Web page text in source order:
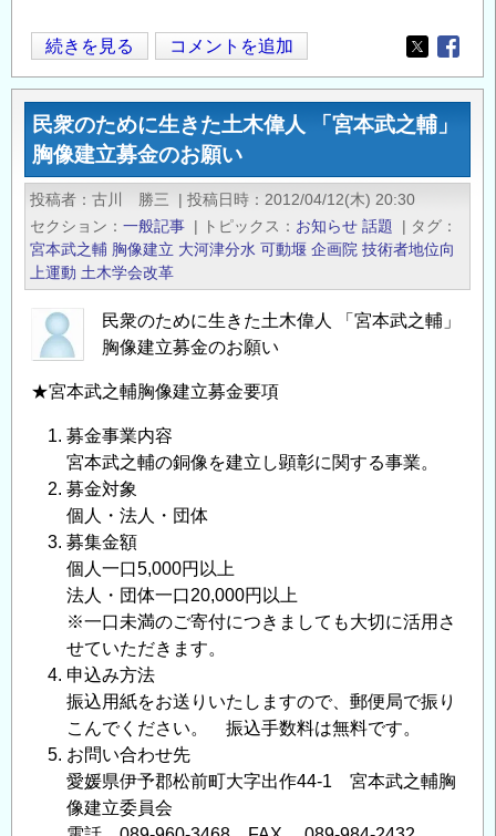
東
京
大
学
地
震
研
究
所
平
成
４
年
度
同
用
募
い
続きを見る コメントを追加
Opens in
民衆のために生きた土木偉人 「宮本武之輔」
胸像建立募金のお願い
投稿者 古川 勝三 | 投稿日時
2012/04/12(木) 20:30
セクション
一般記事 | トピックス お知らせ 話題 | タグ
宮本武之輔 胸像建立 大河津分水 可動堰 企画院 技術者地位向
上運動 土木学会改革
民衆のために生きた土木偉人 「宮本武之輔」
胸像建立募金のお願い
★宮本武之輔胸像建立募金要項
募金事業内容
宮本武之輔の銅像を建立し顕彰に関する事業。
募金対象
個人・法人・団体
募集金額
個人一口5,000円以上
法人・団体一口20,000円以上
※一口未満のご寄付につきましても大切に活用さ
せていただきます。
申込み方法
振込用紙をお送りいたしますので、郵便局で振り
こんでください。 振込手数料は無料です。
お問い合わせ先
愛媛県伊予郡松前町大字出作44-1 宮本武之輔胸
像建立委員会